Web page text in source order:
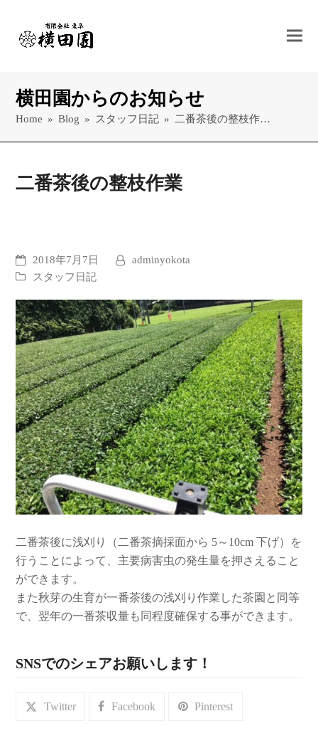
横田園からのお知らせ
Home » Blog » スタッフ日記 » 二番茶後の整枝作…
二番茶後の整枝作業
2018年7月7日
adminyokota
スタッフ日記
二番茶後に浅刈り（二番茶摘採面から 5～10cm 下げ）を
行うことによって、主要病害虫の発生量を押さえること
ができます。
また秋芽の生育が一番茶後の浅刈り作業した茶園と同等
で、翌年の一番茶収量も同程度確保する事ができます。
SNSでのシェアお願いします！
Twitter Facebook Pinterest